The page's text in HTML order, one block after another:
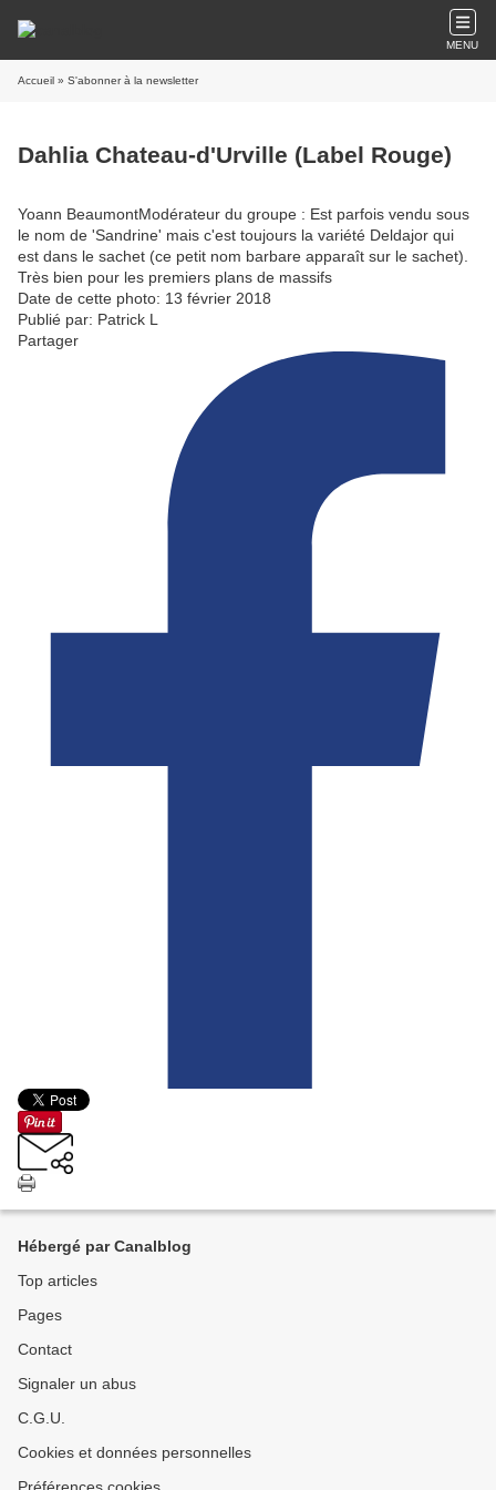
MENU
Accueil » S'abonner à la newsletter
Dahlia Chateau-d'Urville (Label Rouge)
Yoann BeaumontModérateur du groupe : Est parfois vendu sous
le nom de 'Sandrine' mais c'est toujours la variété Deldajor qui
est dans le sachet (ce petit nom barbare apparaît sur le sachet).
Très bien pour les premiers plans de massifs
Date de cette photo: 13 février 2018
Publié par: Patrick L
Partager
Hébergé par Canalblog
Top articles
Pages
Contact
Signaler un abus
C.G.U.
Cookies et données personnelles